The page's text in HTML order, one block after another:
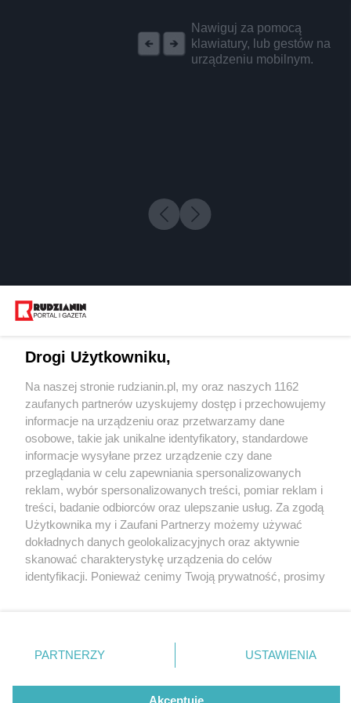
Nawiguj za pomocą
klawiatury, lub gestów na
urządzeniu mobilnym.
5 / 0
Wydawca mediów
Nie zapomnij
zapoznać się z:
polityką prywatności regulamin korzystania z portali
Twojemiasto
Piekary Śląskie
Chorzów
Tarnowskie Góry
Gliwice
Skontakuj sięz nami
Kontakt
Wydawca
Redakcja
Drogi Użytkowniku,
Na naszej stronie rudzianin.pl, my oraz naszych 1162
zaufanych partnerów uzyskujemy dostęp i przechowujemy
informacje na urządzeniu oraz przetwarzamy dane
osobowe, takie jak unikalne identyfikatory, standardowe
informacje wysyłane przez urządzenie czy dane
przeglądania w celu zapewniania spersonalizowanych
reklam, wybór spersonalizowanych treści, pomiar reklam i
treści, badanie odbiorców oraz ulepszanie usług. Za zgodą
Użytkownika my i Zaufani Partnerzy możemy używać
dokładnych danych geolokalizacyjnych oraz aktywnie
skanować charakterystykę urządzenia do celów
identyfikacji. Ponieważ cenimy Twoją prywatność, prosimy
prywatności znajdujący się w lewym dolnym rogu strony
. Niektóre rodzaje przetwarzania danych nie wymagają
zgody użytkownika, ale masz prawo sprzeciwić się
takiemu przetwarzaniu. Preferencje będą miały
PARTNERZY USTAWIENIA
Akceptuję